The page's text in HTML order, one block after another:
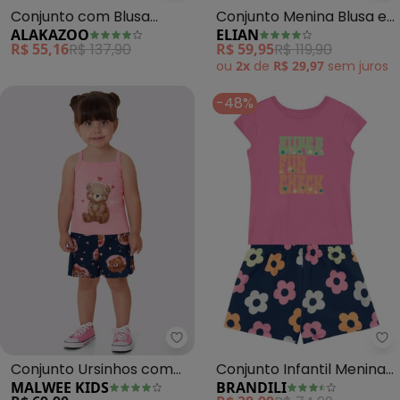
Conjunto com Blusa
Bordada e Shorts Saia
(Rosa)
ALAKAZOO
R$ 55,16R$ 137,90
Conjunto Menina Blusa e
Saia Floral (Rosa)
ELIAN
R$ 59,95R$ 119,90
ou 2x de R$ 29,97 sem juros
Malwee Kids - Conjunto
Conjunto Ursinhos com
Glitter (Rosa)
MALWEE KIDS
-48%
Conjunto Infantil Menina
de Flores em Puff (Rosa)
BRANDILI